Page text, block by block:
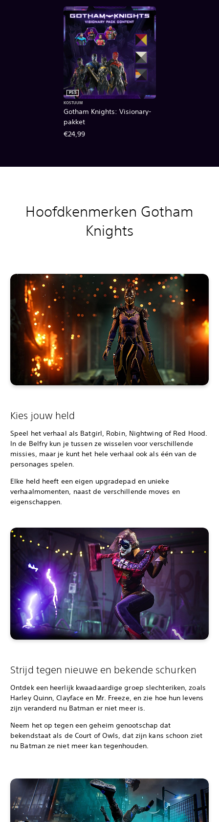
Gotham Knights: Visionary-
pakket
PS5
KOSTUUM
€24,99
Hoofdkenmerken Gotham
Knights
Kies jouw held
Speel het verhaal als Batgirl, Robin, Nightwing of Red Hood.
In de Belfry kun je tussen ze wisselen voor verschillende
missies, maar je kunt het hele verhaal ook als één van de
personages spelen.
Elke held heeft een eigen upgradepad en unieke
verhaalmomenten, naast de verschillende moves en
eigenschappen.
Strijd tegen nieuwe en bekende schurken
Ontdek een heerlijk kwaadaardige groep slechteriken, zoals
Harley Quinn, Clayface en Mr. Freeze, en zie hoe hun levens
zijn veranderd nu Batman er niet meer is.
Neem het op tegen een geheim genootschap dat
bekendstaat als de Court of Owls, dat zijn kans schoon ziet
nu Batman ze niet meer kan tegenhouden.